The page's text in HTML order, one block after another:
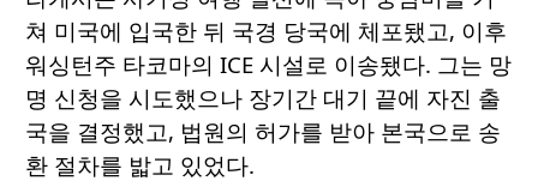
쳐 미국에 입국한 뒤 국경 당국에 체포됐고, 이후
워싱턴주 타코마의 ICE 시설로 이송됐다. 그는 망
명 신청을 시도했으나 장기간 대기 끝에 자진 출
국을 결정했고, 법원의 허가를 받아 본국으로 송
환 절차를 밟고 있었다.